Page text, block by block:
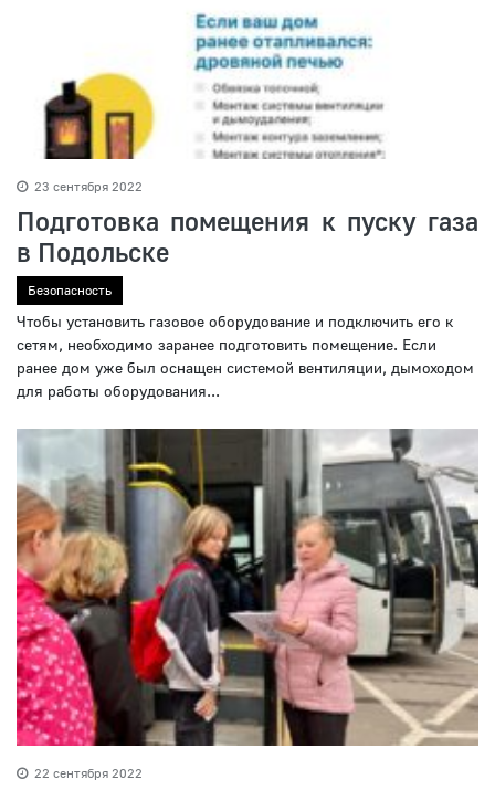
23 сентября 2022
Подготовка помещения к пуску газа
в Подольске
Безопасность
Чтобы установить газовое оборудование и подключить его к
сетям, необходимо заранее подготовить помещение. Если
ранее дом уже был оснащен системой вентиляции, дымоходом
для работы оборудования...
22 сентября 2022